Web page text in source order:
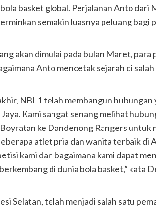
basket global. Perjalanan Anto dari
semakin luasnya peluang bagi
akan dimulai pada bulan Maret, para
Anto mencetak sejarah di
NBL1 telah membangun
Kami sangat senang melihat
ke Dandenong Rangers untuk
atlet pria dan wanita terbaik di
kami dan bagaimana kami dapat
di dunia bola basket,” kata
Selatan, telah menjadi salah satu